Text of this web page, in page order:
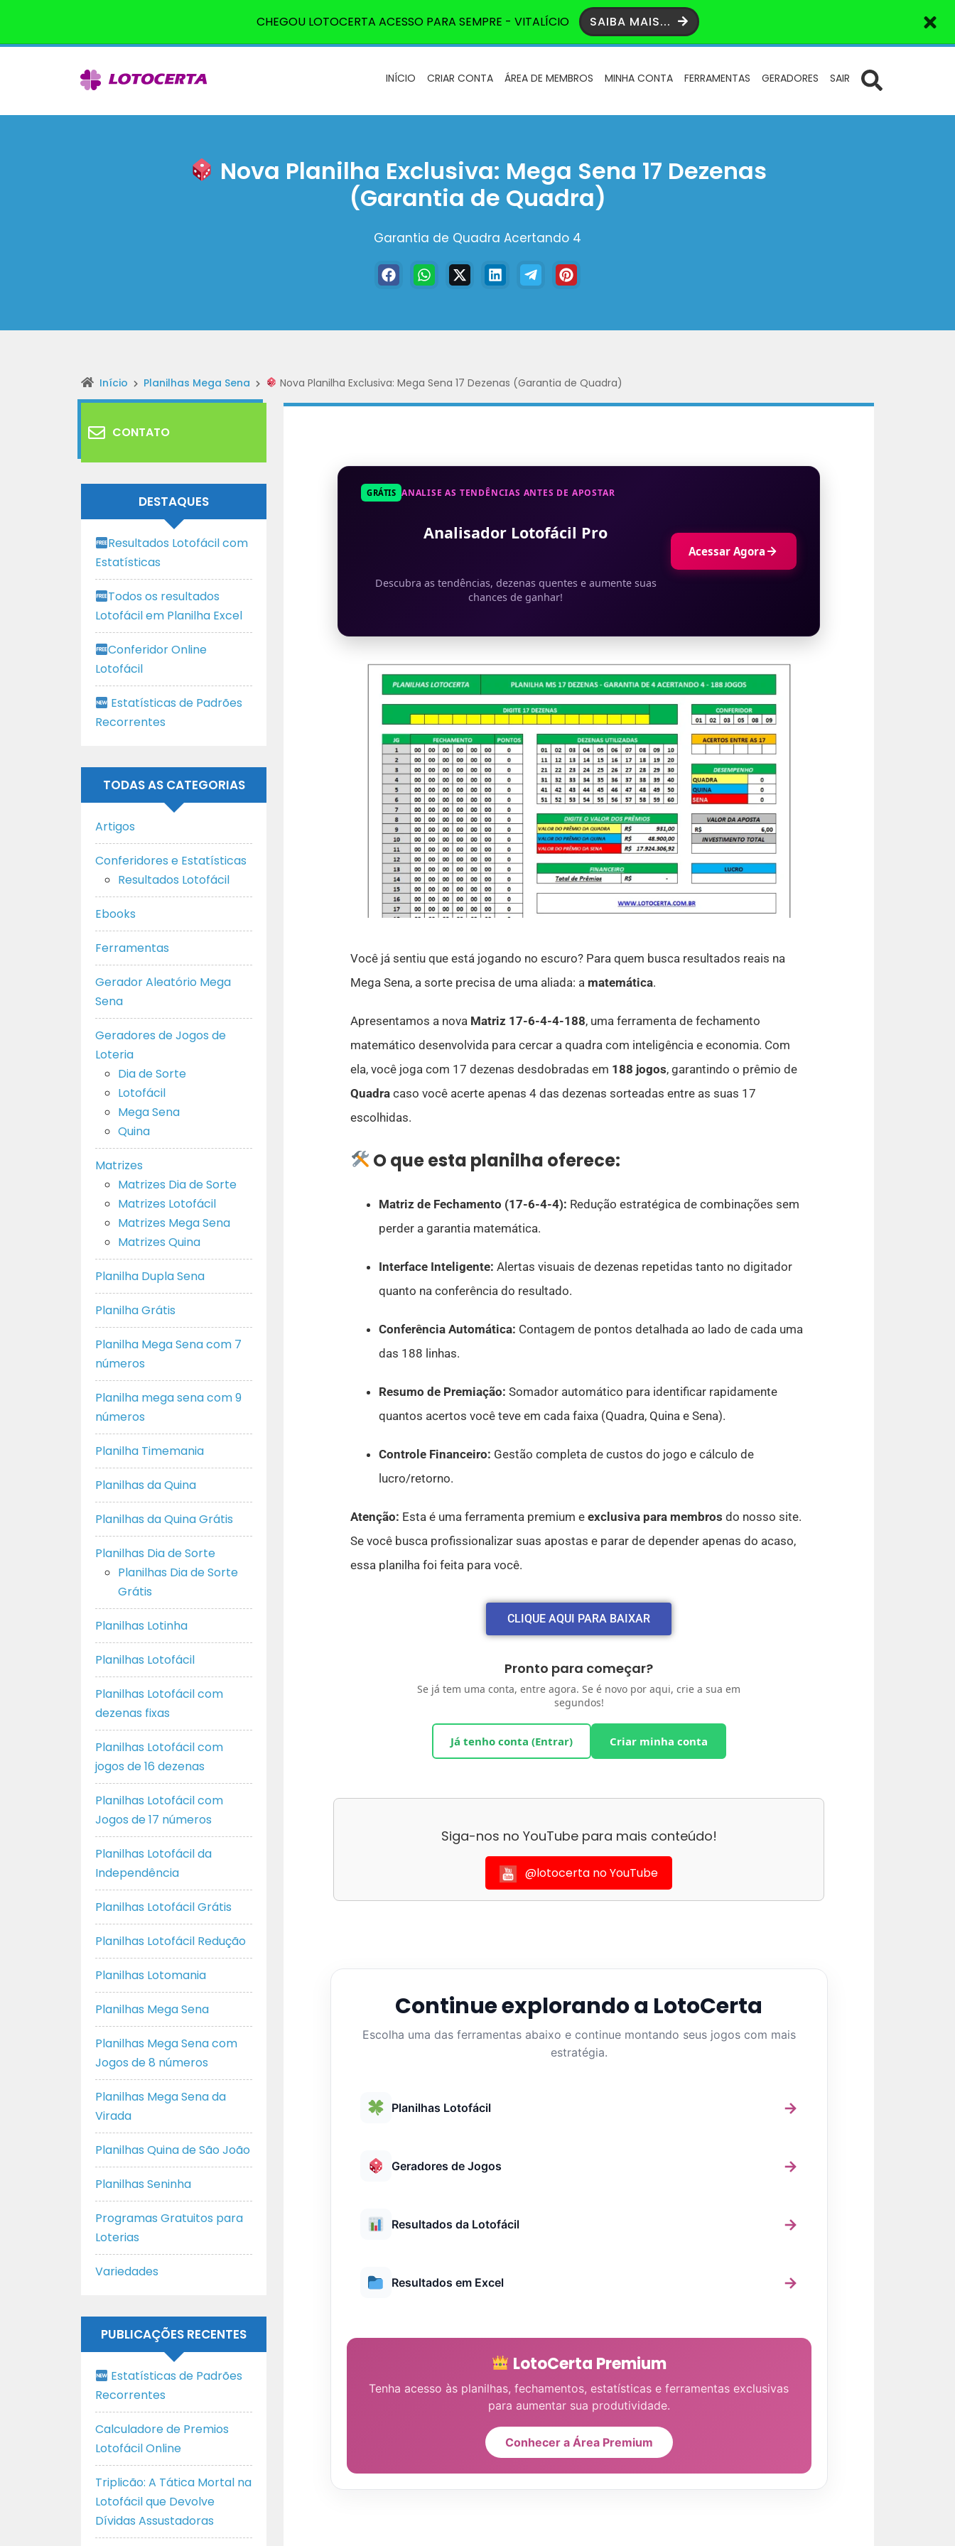
CHEGOU LOTOCERTA ACESSO PARA SEMPRE - VITALÍCIO SAIBA MAIS...
INÍCIO CRIAR CONTA ÁREA DE MEMBROS MINHA CONTA FERRAMENTAS GERADORES SAIR
Nova Planilha Exclusiva: Mega Sena 17 Dezenas
(Garantia de Quadra)
Garantia de Quadra Acertando 4
Início Planilhas Mega Sena Nova Planilha Exclusiva: Mega Sena 17 Dezenas (Garantia de Quadra)
GRÁTIS ANALISE AS TENDÊNCIAS ANTES DE APOSTAR
Analisador Lotofácil Pro
Descubra as tendências, dezenas quentes e aumente suas
chances de ganhar!
Acessar Agora
Você já sentiu que está jogando no escuro? Para quem busca resultados reais na
Mega Sena, a sorte precisa de uma aliada: a matemática.
Apresentamos a nova Matriz 17-6-4-4-188, uma ferramenta de fechamento
matemático desenvolvida para cercar a quadra com inteligência e economia. Com
ela, você joga com 17 dezenas desdobradas em 188 jogos, garantindo o prêmio de
Quadra caso você acerte apenas 4 das dezenas sorteadas entre as suas 17
escolhidas.
O que esta planilha oferece:
Matriz de Fechamento (17-6-4-4): Redução estratégica de combinações sem
perder a garantia matemática.
Interface Inteligente: Alertas visuais de dezenas repetidas tanto no digitador
quanto na conferência do resultado.
Conferência Automática: Contagem de pontos detalhada ao lado de cada uma
das 188 linhas.
Resumo de Premiação: Somador automático para identificar rapidamente
quantos acertos você teve em cada faixa (Quadra, Quina e Sena).
Controle Financeiro: Gestão completa de custos do jogo e cálculo de
lucro/retorno.
Atenção: Esta é uma ferramenta premium e exclusiva para membros do nosso site.
Se você busca profissionalizar suas apostas e parar de depender apenas do acaso,
essa planilha foi feita para você.
CLIQUE AQUI PARA BAIXAR
Pronto para começar?
Se já tem uma conta, entre agora. Se é novo por aqui, crie a sua em
segundos!
Já tenho conta (Entrar) Criar minha conta
Siga-nos no YouTube para mais conteúdo!
@lotocerta no YouTube
Continue explorando a LotoCerta
Escolha uma das ferramentas abaixo e continue montando seus jogos com mais
estratégia.
Planilhas Lotofácil →
Geradores de Jogos →
Resultados da Lotofácil →
Resultados em Excel →
LotoCerta Premium
Tenha acesso às planilhas, fechamentos, estatísticas e ferramentas exclusivas
para aumentar sua produtividade.
Conhecer a Área Premium
CONTATO
DESTAQUES
Resultados Lotofácil com
Estatísticas
Todos os resultados
Lotofácil em Planilha Excel
Conferidor Online
Lotofácil
Estatísticas de Padrões
Recorrentes
TODAS AS CATEGORIAS
Artigos
Conferidores e Estatísticas
Resultados Lotofácil
Ebooks
Ferramentas
Gerador Aleatório Mega
Sena
Geradores de Jogos de
Loteria
Dia de Sorte
Lotofácil
Mega Sena
Quina
Matrizes
Matrizes Dia de Sorte
Matrizes Lotofácil
Matrizes Mega Sena
Matrizes Quina
Planilha Dupla Sena
Planilha Grátis
Planilha Mega Sena com 7
números
Planilha mega sena com 9
números
Planilha Timemania
Planilhas da Quina
Planilhas da Quina Grátis
Planilhas Dia de Sorte
Planilhas Dia de Sorte
Grátis
Planilhas Lotinha
Planilhas Lotofácil
Planilhas Lotofácil com
dezenas fixas
Planilhas Lotofácil com
jogos de 16 dezenas
Planilhas Lotofácil com
Jogos de 17 números
Planilhas Lotofácil da
Independência
Planilhas Lotofácil Grátis
Planilhas Lotofácil Redução
Planilhas Lotomania
Planilhas Mega Sena
Planilhas Mega Sena com
Jogos de 8 números
Planilhas Mega Sena da
Virada
Planilhas Quina de São João
Planilhas Seninha
Programas Gratuitos para
Loterias
Variedades
PUBLICAÇÕES RECENTES
Estatísticas de Padrões
Recorrentes
Calculadore de Premios
Lotofácil Online
Triplicão: A Tática Mortal na
Lotofácil que Devolve
Dívidas Assustadoras